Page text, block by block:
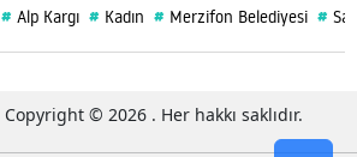
# Alp Kargı # Kadın # Merzifon Belediyesi #
Copyright © 2026 . Her hakkı saklıdır.